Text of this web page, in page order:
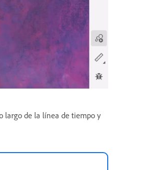
largo de la línea de tiempo y